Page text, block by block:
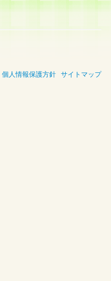
個人情報保護方針 サイトマップ